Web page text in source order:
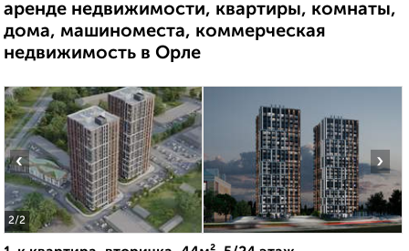
аренде недвижимости, квартиры, комнаты,
дома, машиноместа, коммерческая
недвижимость в Орле
2/2
‹ ›